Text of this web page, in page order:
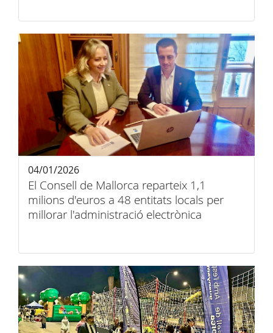
El Consell de Mallorca reparteix 1,1
milions d'euros a 48 entitats locals per
millorar l'administració electrònica
04/01/2026